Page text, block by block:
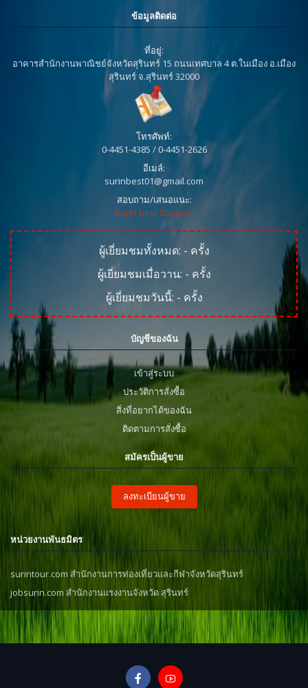
ข้อมูลติดต่อ
ที่อยู่:
อาคารสำนักงานพาณิชย์จังหวัดสุรินทร์ 15 ถนนเทศบาล 4 ต.ในเมือง อ.เมือง
สุรินทร์ จ.สุรินทร์ 32000
โทรศัพท์:
0-4451-4385 / 0-4451-2626
อีเมล์:
surinbest01@gmail.com
สอบถาม/เสนอแนะ:
Surin best Support
ผู้เยี่ยมชมทั้งหมด: - ครั้ง
ผู้เยี่ยมชมเมื่อวาน: - ครั้ง
ผู้เยี่ยมชมวันนี้: - ครั้ง
บัญชีของฉัน
เข้าสู่ระบบ
ประวัติการสั่งซื้อ
สิ่งที่อยากได้ของฉัน
ติดตามการสั่งซื้อ
สมัครเป็นผู้ขาย
ลงทะเบียนผู้ขาย
หน่วยงานพันธมิตร
surintour.com สำนักงานการท่องเที่ยวและกีฬาจังหวัดสุรินทร์
jobsurin.com สำนักงานแรงงานจังหวัด สุรินทร์